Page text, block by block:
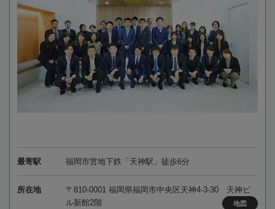
最寄駅 福岡市営地下鉄「天神駅」徒歩6分
所在地
〒810-0001 福岡県福岡市中央区天神4-3-30 天神ビ
ル新館2階
地図